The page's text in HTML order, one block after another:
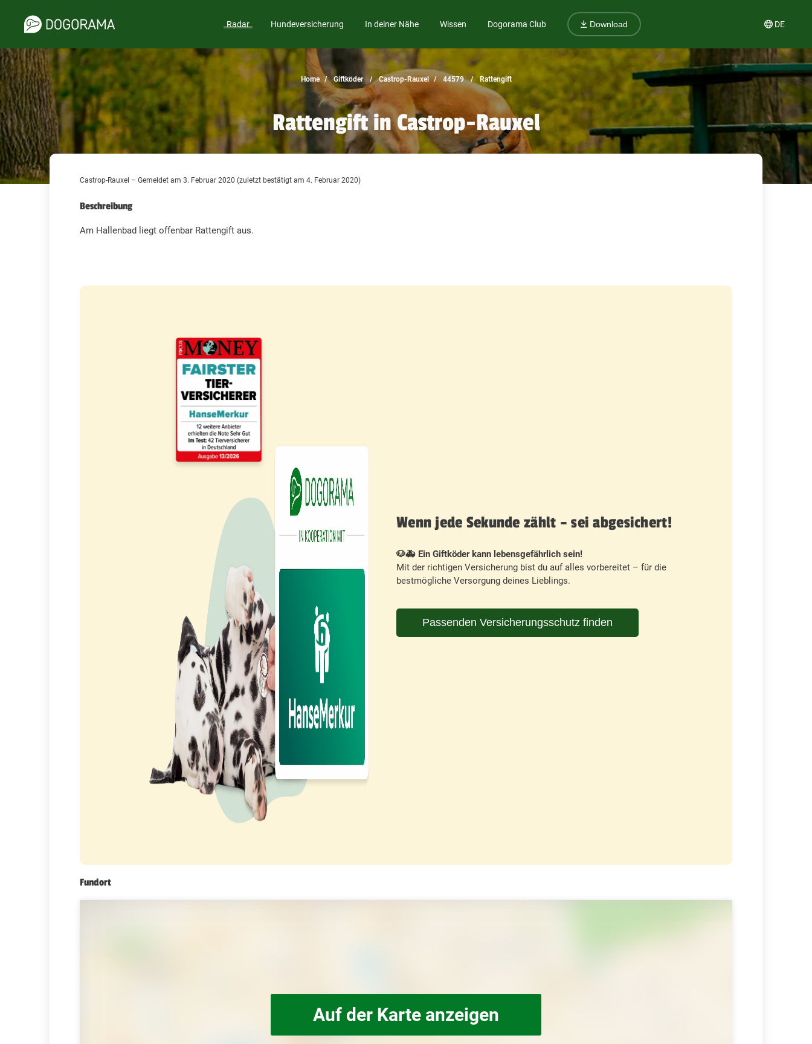
Radar Hundeversicherung In deiner Nähe Wissen Dogorama Club Download DE
Home Giftköder Castrop-Rauxel 44579 Rattengift
Rattengift in Castrop-Rauxel
Castrop-Rauxel – Gemeldet am 3. Februar 2020 (zuletzt bestätigt am 4. Februar 2020)
Beschreibung
Am Hallenbad liegt offenbar Rattengift aus.
Wenn jede Sekunde zählt – sei abgesichert!
🐶🚑 Ein Giftköder kann lebensgefährlich sein!
Mit der richtigen Versicherung bist du auf alles vorbereitet – für die
bestmögliche Versorgung deines Lieblings.
Passenden Versicherungsschutz finden
Fundort
Auf der Karte anzeigen